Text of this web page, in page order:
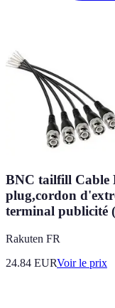
BNC tailfill Cable
plug,cordon
terminal publicité
Rakuten FR
24.84 EURVoir le prix